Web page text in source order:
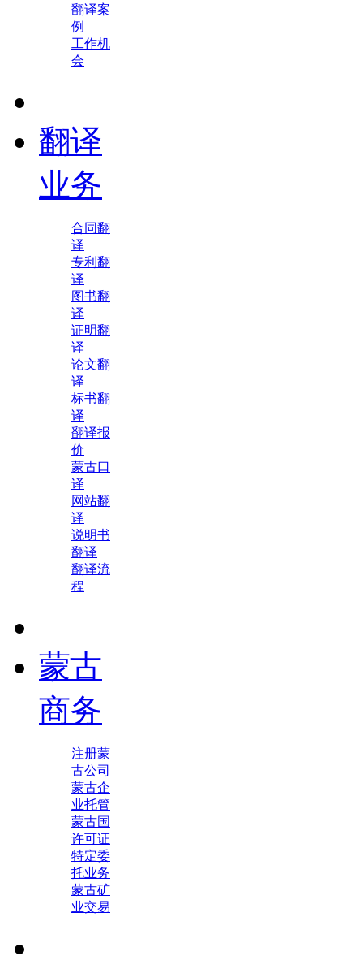
翻译案
例
工作机
会
翻译
业务
合同翻
译
专利翻
译
图书翻
译
证明翻
译
论文翻
译
标书翻
译
翻译报
价
蒙古口
译
网站翻
译
说明书
翻译
翻译流
程
蒙古
商务
注册蒙
古公司
蒙古企
业托管
蒙古国
许可证
特定委
托业务
蒙古矿
业交易